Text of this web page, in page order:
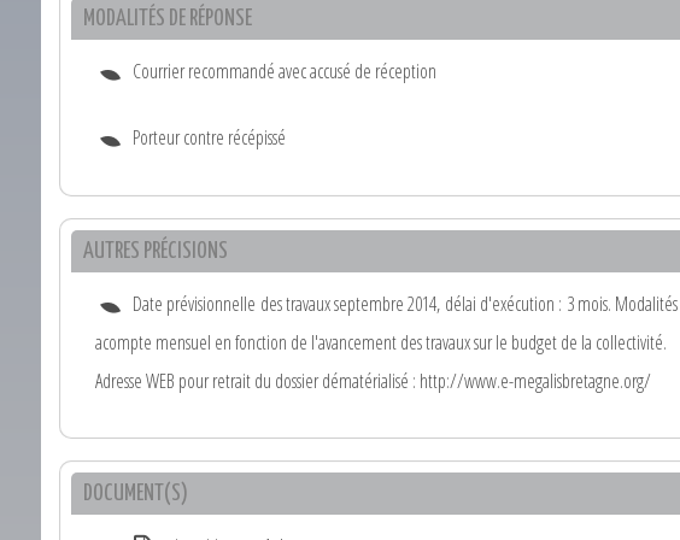
MODALITÉS DE RÉPONSE
Courrier recommandé avec accusé de réception
Porteur contre récépissé
AUTRES PRÉCISIONS
Date prévisionnelle des travaux septembre 2014, délai d'exécution : 3 mois.
acompte mensuel en fonction de l'avancement des travaux sur le budget de la collectivité.
Adresse WEB pour retrait du dossier dématérialisé : http://www.e-megalisbretagne.org/
DOCUMENT(S)